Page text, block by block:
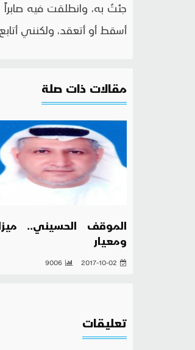
جئتُ به، وانطلقت فيه
أسقط أو أتعقد، ولكنني
مقالات ذات صلة
الموقف الحسيني..
ومعيار
2017-10-02
9006
تعليقات